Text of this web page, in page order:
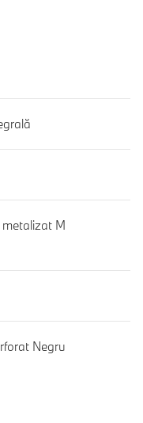
M
Negru